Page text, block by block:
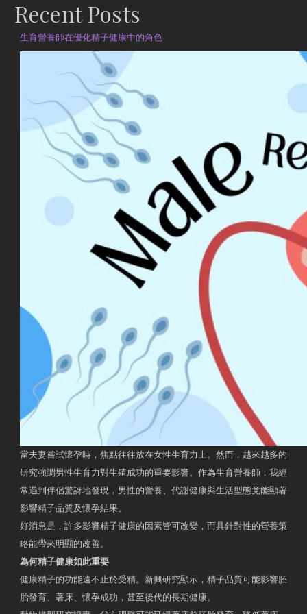
Recent Posts
生育營養師在優化精子健康中的角色
當夫妻嘗試懷孕時，焦點往往放在女性生育力上。然而，越來越多的
研究強調男性生育力對生殖成功的重要影響。作為生育營養師，我經
常遇到伴侶驚訝地發現，男性的營養、代謝健康與生活型態竟能顯著
影響精子品質及懷孕結果。
好消息是，許多影響精子健康的因素皆可改變，而具針對性的營養策
略能帶來明顯的改善。
為何精子健康如此重要
健康精子的功能遠不止於受精。新興研究顯示，精子品質可能影響胚
胎發育、著床、懷孕成功，甚至後代的長期健康。